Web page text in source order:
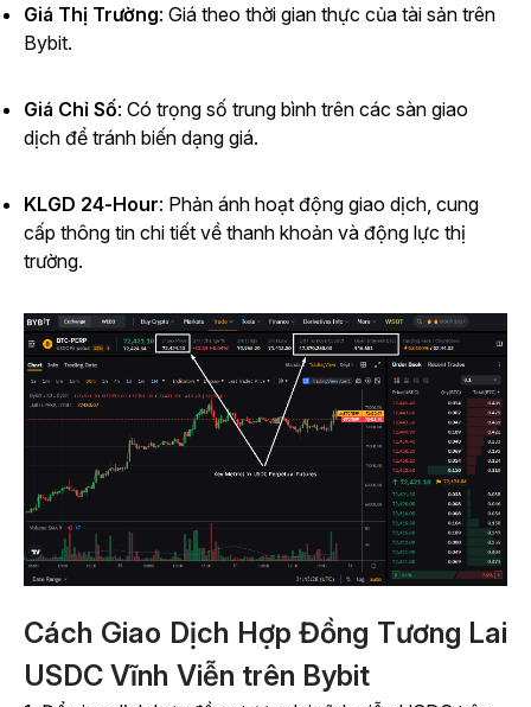
Giá Thị Trường: Giá theo thời gian thực của tài sản trên
Bybit.
Giá Chỉ Số: Có trọng số trung bình trên các sàn giao
dịch để tránh biến dạng giá.
KLGD 24-Hour: Phản ánh hoạt động giao dịch, cung
cấp thông tin chi tiết về thanh khoản và động lực thị
trường.
Cách Giao Dịch Hợp Đồng Tương Lai
USDC Vĩnh Viễn trên Bybit